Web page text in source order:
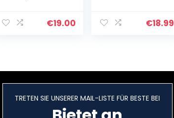
B2WSU0015-SW
€19.00
€18.99
TRETEN SIE UNSERER MAIL-LISTE FÜR BESTE BEI